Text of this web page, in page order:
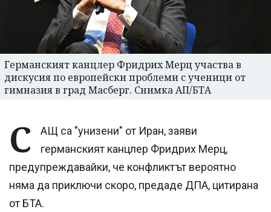
Германският канцлер Фридрих Мерц участва в
дискусия по европейски проблеми с ученици от
гимназия в град Масберг. Снимка АП/БТА
С
АЩ са "унизени" от Иран, заяви
германският канцлер Фридрих Мерц,
предупреждавайки, че конфликтът вероятно
няма да приключи скоро, предаде ДПА, цитирана
от БТА.